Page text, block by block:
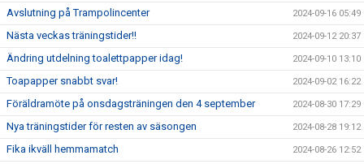
Avslutning på Trampolincenter 2024-09-16 05:49
Nästa veckas träningstider!! 2024-09-12 20:37
Ändring utdelning toalettpapper idag! 2024-09-10 13:10
Toapapper snabbt svar! 2024-09-02 16:22
Föräldramöte på onsdagsträningen den 4 september 2024-08-30 17:29
Nya träningstider för resten av säsongen 2024-08-28 19:12
Fika ikväll hemmamatch 2024-08-26 12:52